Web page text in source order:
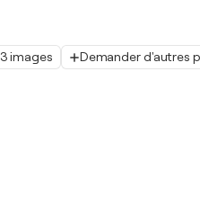
3 images Demander d'autres